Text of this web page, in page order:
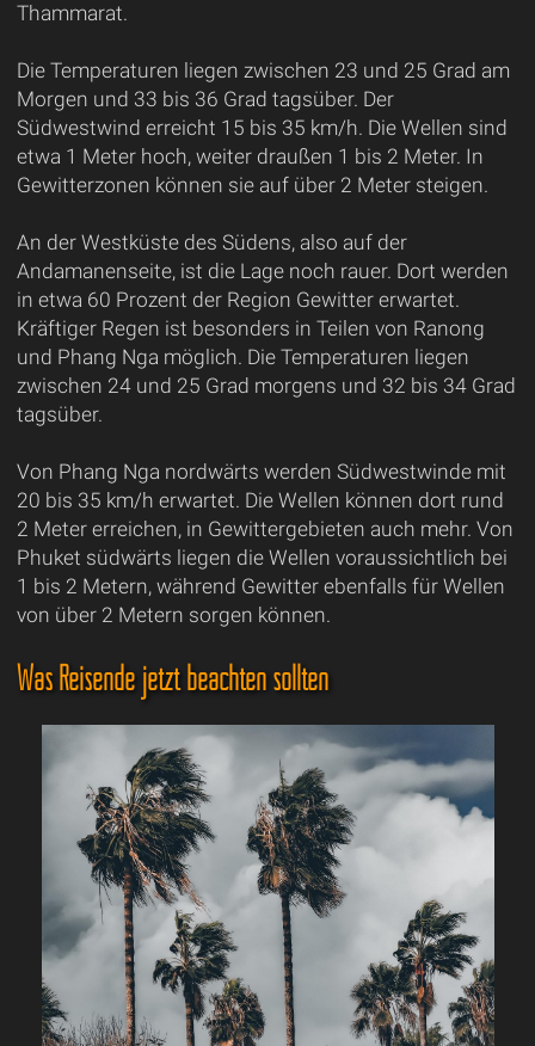
Thammarat.
Die Temperaturen liegen zwischen 23 und 25 Grad am
Morgen und 33 bis 36 Grad tagsüber. Der
Südwestwind erreicht 15 bis 35 km/h. Die Wellen sind
etwa 1 Meter hoch, weiter draußen 1 bis 2 Meter. In
Gewitterzonen können sie auf über 2 Meter steigen.
An der Westküste des Südens, also auf der
Andamanenseite, ist die Lage noch rauer. Dort werden
in etwa 60 Prozent der Region Gewitter erwartet.
Kräftiger Regen ist besonders in Teilen von Ranong
und Phang Nga möglich. Die Temperaturen liegen
zwischen 24 und 25 Grad morgens und 32 bis 34 Grad
tagsüber.
Von Phang Nga nordwärts werden Südwestwinde mit
20 bis 35 km/h erwartet. Die Wellen können dort rund
2 Meter erreichen, in Gewittergebieten auch mehr. Von
Phuket südwärts liegen die Wellen voraussichtlich bei
1 bis 2 Metern, während Gewitter ebenfalls für Wellen
von über 2 Metern sorgen können.
Was Reisende jetzt beachten sollten